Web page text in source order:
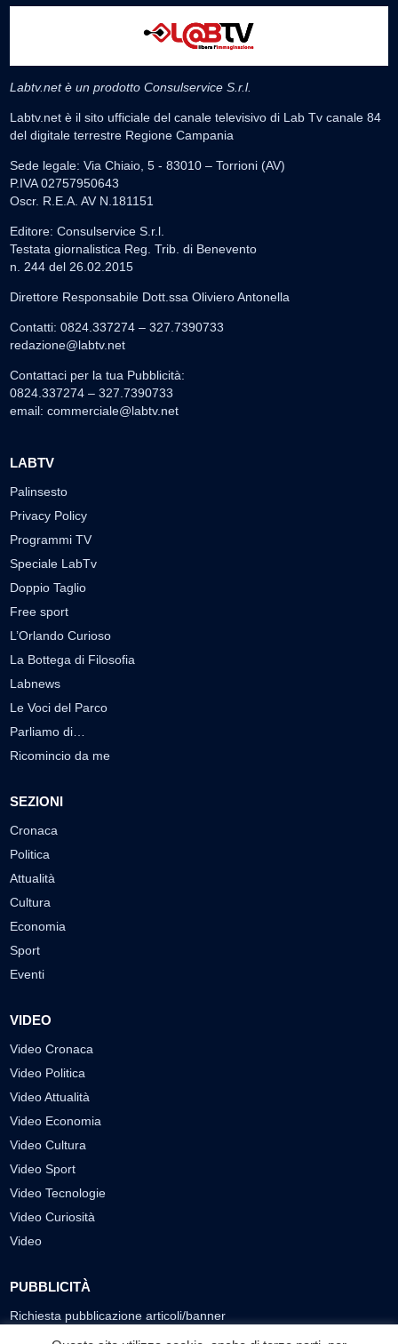
Labtv.net è un prodotto Consulservice S.r.l.
Labtv.net è il sito ufficiale del canale televisivo di Lab Tv canale 84
del digitale terrestre Regione Campania
Sede legale: Via Chiaio, 5 - 83010 – Torrioni (AV)
P.IVA 02757950643
Oscr. R.E.A. AV N.181151
Editore: Consulservice S.r.l.
Testata giornalistica Reg. Trib. di Benevento
n. 244 del 26.02.2015
Direttore Responsabile Dott.ssa Oliviero Antonella
Contatti: 0824.337274 – 327.7390733
redazione@labtv.net
Contattaci per la tua Pubblicità:
0824.337274 – 327.7390733
email: commerciale@labtv.net
LABTV
Palinsesto
Privacy Policy
Programmi TV
Speciale LabTv
Doppio Taglio
Free sport
L’Orlando Curioso
La Bottega di Filosofia
Labnews
Le Voci del Parco
Parliamo di…
Ricomincio da me
SEZIONI
Cronaca
Politica
Attualità
Cultura
Economia
Sport
Eventi
VIDEO
Video Cronaca
Video Politica
Video Attualità
Video Economia
Video Cultura
Video Sport
Video Tecnologie
Video Curiosità
Video
PUBBLICITÀ
Richiesta pubblicazione articoli/banner